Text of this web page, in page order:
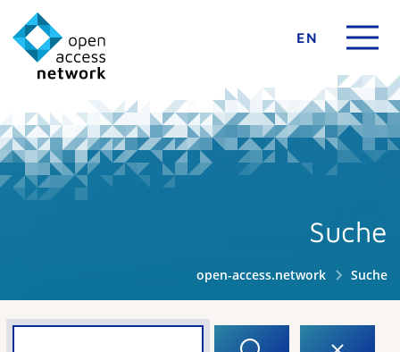
EN
Suche
open-access.network Suche